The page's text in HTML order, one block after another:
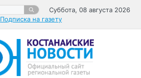
Суббота, 08 августа 2026
Подписка на газету